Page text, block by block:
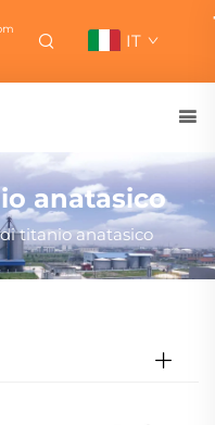
IT
anatasico
titanio anatasico